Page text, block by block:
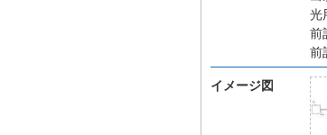
光
前
前
イメージ図